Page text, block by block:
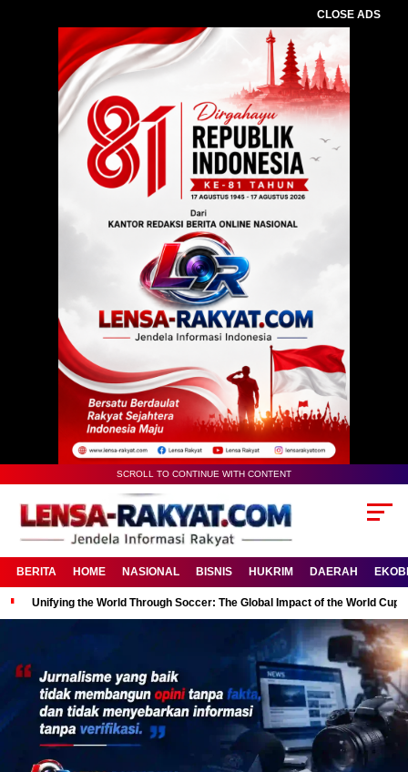
CLOSE ADS
SCROLL TO CONTINUE WITH CONTENT
BERITA HOME NASIONAL BISNIS HUKRIM DAERAH
Unifying the World Through Soccer: The Global Impact of the World Cup